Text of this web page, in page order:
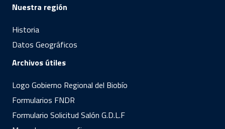
Nuestra región
Historia
Datos Geográficos
Archivos útiles
Logo Gobierno Regional del Biobío
Formularios FNDR
Formulario Solicitud Salón G.D.L.F